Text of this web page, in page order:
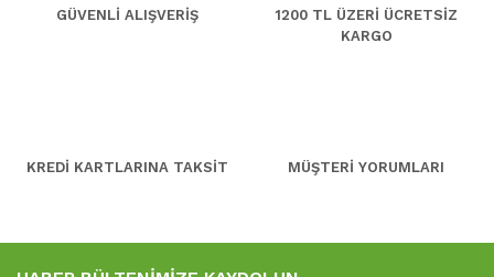
GÜVENLİ ALIŞVERİŞ
1200 TL ÜZERİ ÜCRETSİZ
KARGO
KREDİ KARTLARINA TAKSİT MÜŞTERİ YORUMLARI